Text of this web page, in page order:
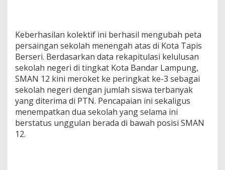
e
s
i
t
y
f
M
e
l
Keberhasilan kolektif ini berhasil mengubah peta
persaingan sekolah menengah atas di Kota Tapis
Berseri. Berdasarkan data rekapitulasi kelulusan
sekolah negeri di tingkat Kota Bandar Lampung,
SMAN 12 kini meroket ke peringkat ke-3 sebagai
sekolah negeri dengan jumlah siswa terbanyak
yang diterima di PTN. Pencapaian ini sekaligus
menempatkan dua sekolah yang selama ini
berstatus unggulan berada di bawah posisi SMAN
12.